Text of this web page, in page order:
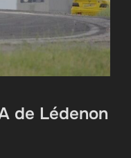
de Lédenon